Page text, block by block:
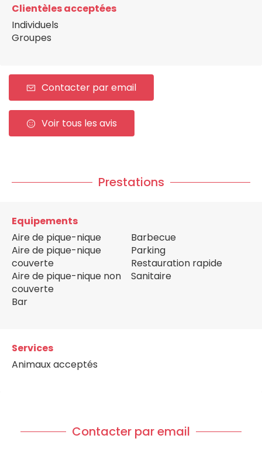
Clientèles acceptées
Individuels
Groupes
Contacter par email
Voir tous les avis
Prestations
Equipements
Aire de pique-nique
Aire de pique-nique
couverte
Aire de pique-nique non
couverte
Bar
Barbecue
Parking
Restauration rapide
Sanitaire
Services
Animaux acceptés
Contacter par email